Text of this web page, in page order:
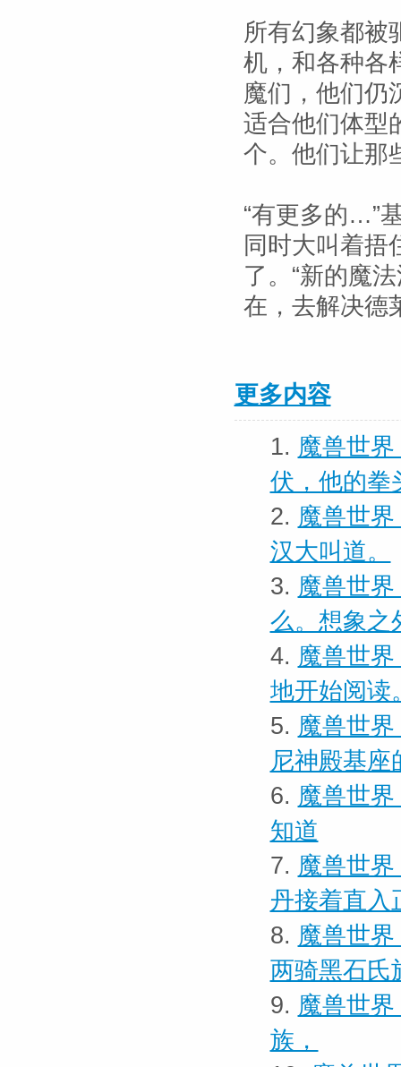
所有幻象都被
机，和各种各
魔们，他们仍
适合他们体型
个。他们让那
“有更多的…”
同时大叫着捂
了。“新的魔
在，去解决德
更多内容
1. 魔兽世
伏，他的拳
2. 魔兽世
汉大叫道。
3. 魔兽世
么。想象之
4. 魔兽世
地开始阅读
5. 魔兽世
尼神殿基座
6. 魔兽世
知道
7. 魔兽世
丹接着直入
8. 魔兽世
两骑黑石氏
9. 魔兽世
族，